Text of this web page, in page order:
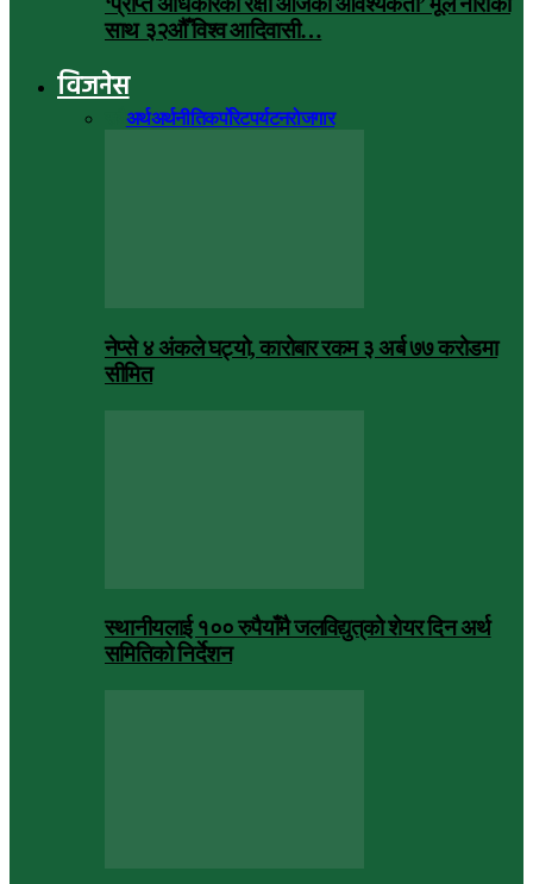
साथ ३२औँ विश्व आदिवासी…
विजनेस
अर्थअर्थनीतिकर्पोरेटपर्यटनरोजगार
नेप्से ४ अंकले घट्यो, कारोबार रकम ३ अर्ब ७७ करोडमा
सीमित
स्थानीयलाई १०० रुपैयाँमै जलविद्युत्‌को शेयर दिन अर्थ
समितिको निर्देशन